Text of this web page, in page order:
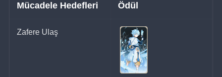
Mücadele Hedefleri Ödül
Zafere Ulaş